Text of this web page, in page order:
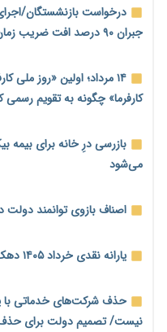
خانه کارگر قزوین: شکاف
می‌شود
رئیس سازمان امور
مالیات هستند
کاهش می‌یابد
اختیارات جدید گمرکات
پایان شهریور ابلاغ شد
درخواست بازنشستگان/
جبران ۹۰ درصد افت ضریب زمان برقراری
۱۴ مرداد؛ اولین «روز ملی
کارفرما» چگونه به تقویم
بازرسی درِ خانه برای بیمه
می‌شود
اصناف بازوی توانمند دولت
یارانه نقدی خرداد ۱۴۰۵ دهک‌های چهارم تا نهم واریز شد
حذف شرکت‌های خدماتی با
نیست/ تصمیم دولت برای